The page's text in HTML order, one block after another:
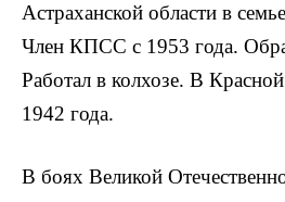
Астраханской области в
Член КПСС с 1953 года.
Работал в колхозе. В
1942 года.
В боях Великой